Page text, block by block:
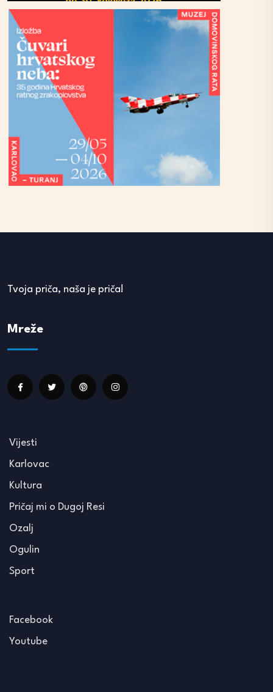
Tvoja priča, naša je priča!
Mreže
Vijesti
Karlovac
Kultura
Pričaj mi o Dugoj Resi
Ozalj
Ogulin
Sport
Facebook
Youtube